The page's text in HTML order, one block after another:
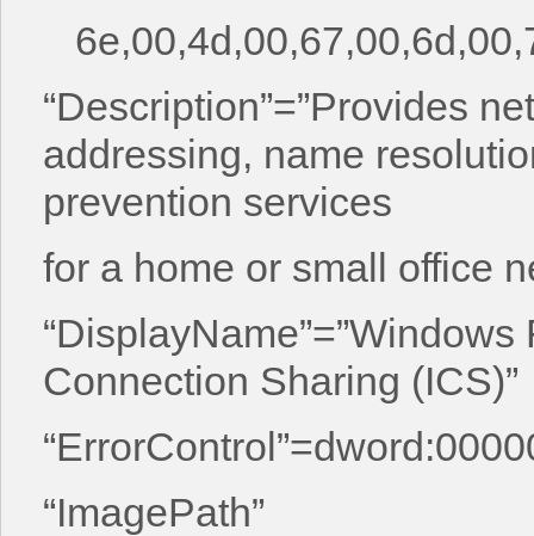
“Description”=”Provides
addressing, name
prevention services
for a home or small office
Connection Sharing (ICS)”
“ImagePath”